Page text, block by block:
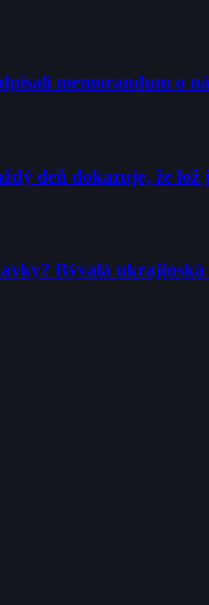
memorandum o
deň dokazuje, že
Bývalá